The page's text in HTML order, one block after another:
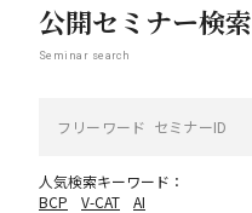
公開セミナー検索
Seminar search
人気検索キーワード：
BCP
V-CAT AI